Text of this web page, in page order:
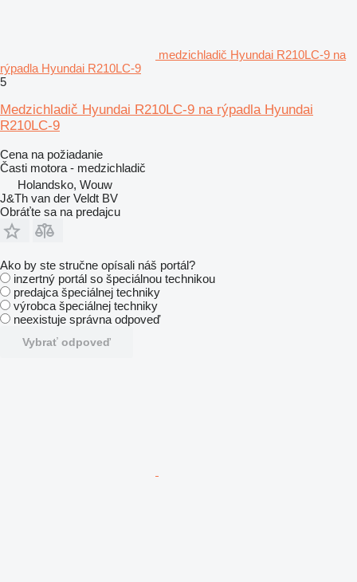
medzichladič Hyundai R210LC-9 na
rýpadla Hyundai R210LC-9
5
Medzichladič Hyundai R210LC-9 na rýpadla Hyundai
R210LC-9
Cena na požiadanie
Časti motora - medzichladič
Holandsko, Wouw
J&Th van der Veldt BV
Obráťte sa na predajcu
Ako by ste stručne opísali náš portál?
inzertný portál so špeciálnou technikou
predajca špeciálnej techniky
výrobca špeciálnej techniky
neexistuje správna odpoveď
Vybrať odpoveď